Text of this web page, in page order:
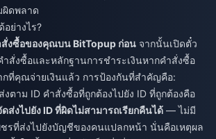
ผิดพลาด
ย่างไร?
งซื้อของคุณบน BitTopup ก่อน จากนั้นเปิดตั๋ว
สั่งซื้อและหลักฐานการชำระเงินหากคำสั่งซื้อ
กที่คุณจ่ายเงินแล้ว การป้องกันที่สำคัญคือ:
งตาม ID คำสั่งซื้อที่ถูกต้องไปยัง ID ที่ถูกต้องคือ
ดส่งไปยัง ID ที่ผิดไม่สามารถเรียกคืนได้ — ไม่มี
ชรที่ส่งไปยังบัญชีของคนแปลกหน้า นั่นคือเหตุผล